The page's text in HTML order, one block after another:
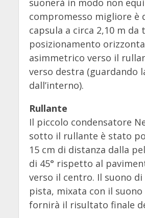
compromesso migliore è
capsula a circa 2,10 m da
posizionamento
asimmetrico verso il
verso destra (guardando
dall’interno).
Rullante
Il piccolo condensatore
sotto il rullante è stato
15 cm di distanza dalla
di 45° rispetto al
verso il centro. Il suono di
pista, mixata con il suono
fornirà il risultato finale